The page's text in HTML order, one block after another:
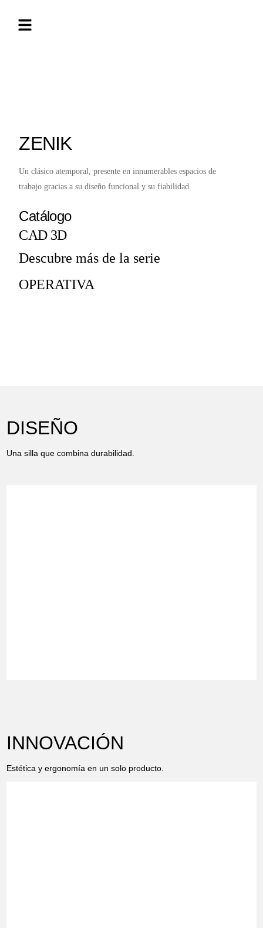
ZENIK
Un clásico atemporal, presente en innumerables espacios de
trabajo gracias a su diseño funcional y su fiabilidad.
Catálogo
CAD 3D
Descubre más de la serie
OPERATIVA
DISEÑO
Una silla que combina durabilidad.
INNOVACIÓN
Estética y ergonomía en un solo producto.